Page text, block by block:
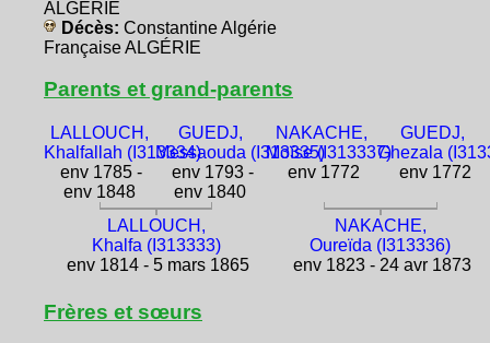
ALGÉRIE
Décès: Constantine Algérie
Française ALGÉRIE
Parents et grand-parents
LALLOUCH,
Khalfallah (I313334)
env 1785 -
env 1848
GUEDJ,
Messaouda (I313335)
env 1793 -
env 1840
NAKACHE,
Moïse (I313337)
env 1772
GUEDJ,
Ghezala
env 1772
LALLOUCH,
Khalfa (I313333)
env 1814 - 5 mars 1865
NAKACHE,
Oureïda (I313336)
env 1823 - 24 avr 1873
Frères et sœurs